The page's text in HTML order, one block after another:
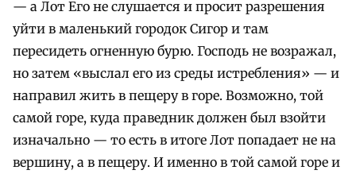
— а Лот Его не слушается и просит разрешения
уйти в маленький городок Сигор и там
пересидеть огненную бурю. Господь не возражал,
но затем «выслал его из среды истребления» — и
направил жить в пещеру в горе. Возможно, той
самой горе, куда праведник должен был взойти
изначально — то есть в итоге Лот попадает не на
вершину, а в пещеру. И именно в той самой горе и